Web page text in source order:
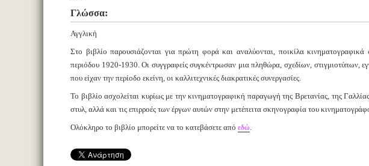
Γλώσσα:
Αγγλική
Στο βιβλίο παρουσιάζονται για πρώτη φορά και αναλύονται, ποικίλα
περιόδου 1920-1930. Οι συγγραφείς συγκέντρωσαν μια πληθώρα, σχεδίων, στιγμιοτύπων,
που είχαν την περίοδο εκείνη, οι καλλιτεχνικές διακρατικές συνεργασίες.
Το βιβλίο ασχολείται κυρίως με την κινηματογραφική παραγωγή της Βρετανίας, της
στυλ, αλλά και τις επιρροές των έργων αυτών στην μετέπειτα σκηνογραφία του
Ολόκληρο το βιβλίο μπορείτε να το κατεβάσετε από εδώ.